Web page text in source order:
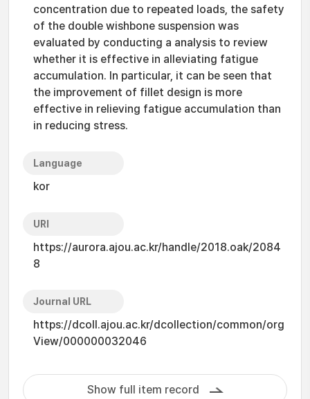
concentration due to repeated loads, the safety
of the double wishbone suspension was
evaluated by conducting a analysis to review
whether it is effective in alleviating fatigue
accumulation. In particular, it can be seen that
the improvement of fillet design is more
effective in relieving fatigue accumulation than
in reducing stress.
Language
kor
URI
https://aurora.ajou.ac.kr/handle/2018.oak/2084
8
Journal URL
https://dcoll.ajou.ac.kr/dcollection/common/org
View/000000032046
Show full item record